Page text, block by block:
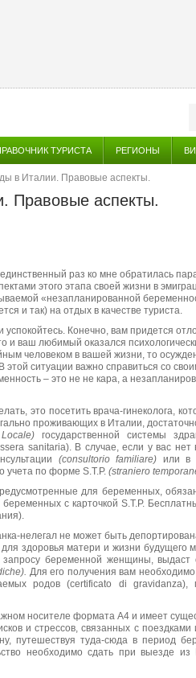
ТУРИСТА РЕГИОНЫ
в Италии. Правовые аспекты.
Правовые аспекты.
раз ко мне обратилась
этого этапа своей жизни в
«незапланированной
и так) на отдых в качестве туриста.
Конечно, вам придется
и ваш любимый оказался
человеком в вашей жизни, то
ситуации важно справиться со
– это не не кара, а
это посетить врача-гинеколога,
проживающих в Италии,
государственной системы
sanitaria). В случае, если у вас нет
(consultorio familiare) или в
учета по форме S.T.P. (straniero
для беременных,
с карточкой S.T.P.
нелегал не может быть
для здоровья матери и жизни
запросу беременной женщины,
Для его получения вам необходимо
родов (certificato di gravidanza),
носителе формата А4 и имеет
и стрессов, связанных с поездками
путешествуя туда-сюда в период
необходимо сдать при выезде из